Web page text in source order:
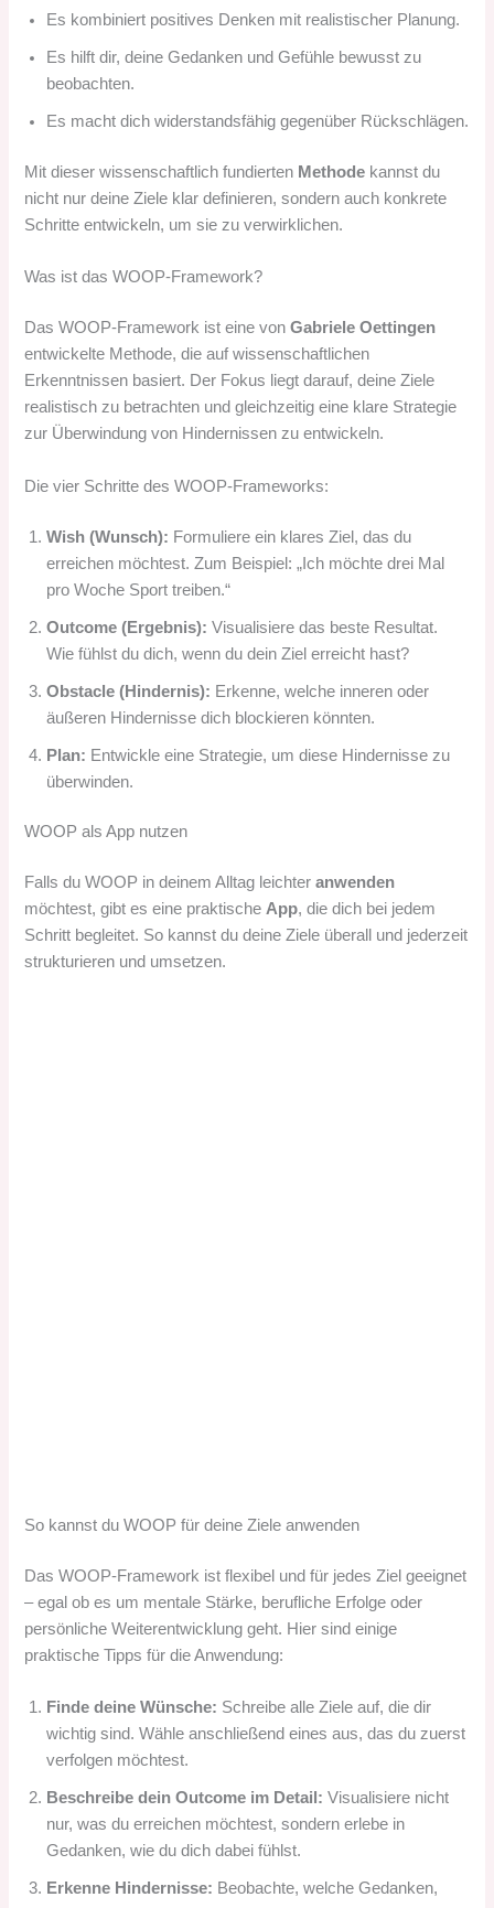
Es kombiniert positives Denken mit realistischer Planung.
Es hilft dir, deine Gedanken und Gefühle bewusst zu
beobachten.
Es macht dich widerstandsfähig gegenüber Rückschlägen.
Mit dieser wissenschaftlich fundierten Methode kannst du
nicht nur deine Ziele klar definieren, sondern auch konkrete
Schritte entwickeln, um sie zu verwirklichen.
Was ist das WOOP-Framework?
Das WOOP-Framework ist eine vonGabriele Oettingen
entwickelte Methode, die auf wissenschaftlichen
Erkenntnissen basiert. Der Fokus liegt darauf, deine Ziele
realistisch zu betrachten und gleichzeitig eine klare Strategie
zur Überwindung von Hindernissen zu entwickeln.
Die vier Schritte des WOOP-Frameworks:
Wish (Wunsch): Formuliere ein klares Ziel, das du
erreichen möchtest. Zum Beispiel: „Ich möchte drei Mal
pro Woche Sport treiben.“
Outcome (Ergebnis): Visualisiere das beste Resultat.
Wie fühlst du dich, wenn du dein Ziel erreicht hast?
Obstacle (Hindernis): Erkenne, welche inneren oder
äußeren Hindernisse dich blockieren könnten.
Plan: Entwickle eine Strategie, um diese Hindernisse zu
überwinden.
WOOP als App nutzen
Falls du WOOP in deinem Alltag leichteranwenden
möchtest, gibt es eine praktischeApp, die dich bei jedem
Schritt begleitet. So kannst du deine Ziele überall und jederzeit
strukturieren und umsetzen.
So kannst du WOOP für deine Ziele anwenden
Das WOOP-Framework ist flexibel und für jedes Ziel geeignet
– egal ob es um mentale Stärke, berufliche Erfolge oder
persönliche Weiterentwicklung geht. Hier sind einige
praktische Tipps für die Anwendung:
Finde deine Wünsche: Schreibe alle Ziele auf, die dir
wichtig sind. Wähle anschließend eines aus, das du zuerst
verfolgen möchtest.
Beschreibe dein Outcome im Detail: Visualisiere nicht
nur, was du erreichen möchtest, sondern erlebe in
Gedanken, wie du dich dabei fühlst.
Erkenne Hindernisse: Beobachte, welche Gedanken,